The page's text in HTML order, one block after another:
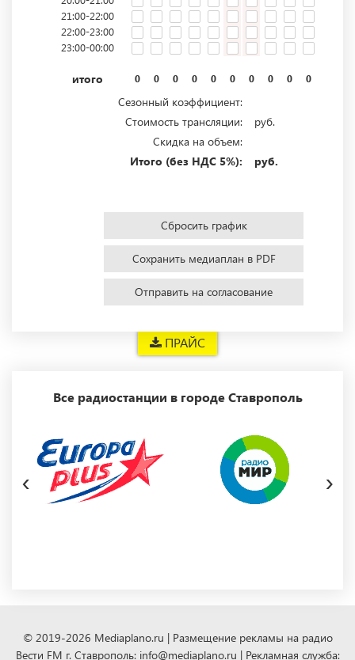
ПРАЙС
21:00-22:00
22:00-23:00
23:00-00:00
итого 0 0 0 0 0 0 0 0 0 0
Сезонный коэффициент:
Стоимость трансляции:
руб.
Скидка на объем:
Итого (без НДС 5%):
руб.
Сбросить график
Сохранить медиаплан в PDF
Отправить на согласование
Все радиостанции в городе Ставрополь
‹ ›
© 2019-2026 Mediaplano.ru | Размещение рекламы на радио
Вести FM г. Ставрополь: info@mediaplano.ru | Рекламная служба: